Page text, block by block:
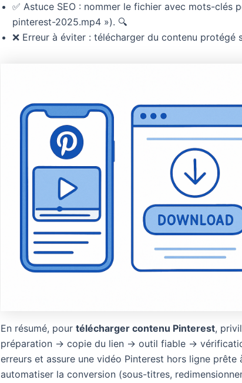
✅ Astuce SEO : nommer le fichier avec mots-clés
pinterest-2025.mp4 »). 🔍
❌ Erreur à éviter : télécharger du contenu protégé
En résumé, pour télécharger contenu Pinterest,
préparation → copie du lien → outil fiable →
erreurs et assure une vidéo Pinterest hors ligne prête
automatiser la conversion (sous-titres,